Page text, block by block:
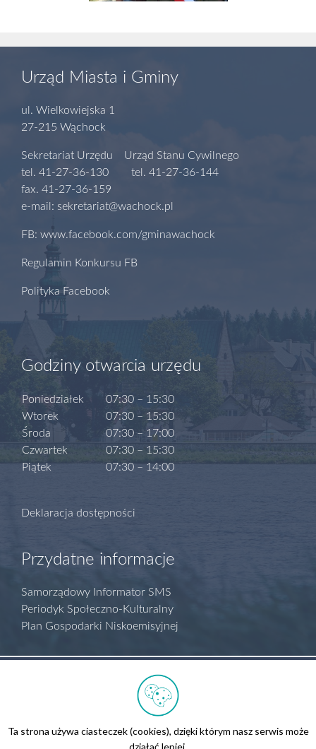
Urząd Miasta i Gminy
ul. Wielkowiejska 1
27-215 Wąchock
Sekretariat Urzędu Urząd Stanu Cywilnego
tel. 41-27-36-130 tel. 41-27-36-144
fax. 41-27-36-159
e-mail: sekretariat@wachock.pl
FB: www.facebook.com/gminawachock
Regulamin Konkursu FB
Polityka Facebook
Godziny otwarcia urzędu
Poniedziałek
Wtorek
Środa
Czwartek
Piątek
07:30 – 15:30
07:30 – 15:30
07:30 – 17:00
07:30 – 15:30
07:30 – 14:00
Deklaracja dostępności
Przydatne informacje
Samorządowy Informator SMS
Periodyk Społeczno-Kulturalny
Plan Gospodarki Niskoemisyjnej
Kontakt
Ta strona używa ciasteczek (cookies), dzięki którym nasz serwis może
działać lepiej.